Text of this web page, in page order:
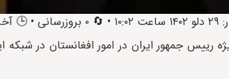
۲۲:۵۴
رییس جمهور ایران در امور افغانستان در